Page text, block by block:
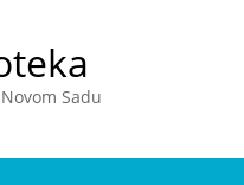
Sadu